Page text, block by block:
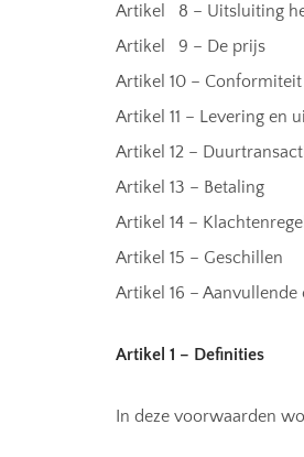
Artikel 8 – Uitsluiting
Artikel 9 – De prijs
Artikel 10 –
Artikel 11 – Levering en
Artikel 12 –
Artikel 13 – Betaling
Artikel 14 –
Artikel 15 – Geschillen
Artikel 16 –
Artikel 1 – Definities
In deze voorwaarden